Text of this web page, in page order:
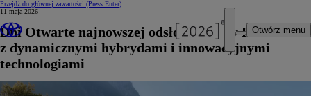
Przejdź do głównej zawartości (Press Enter)
Otwórz menu
11 maja 2026
Dni Otwarte najnowszej odsłony Toyoty RAV4
z dynamicznymi hybrydami i innowacyjnymi
technologiami